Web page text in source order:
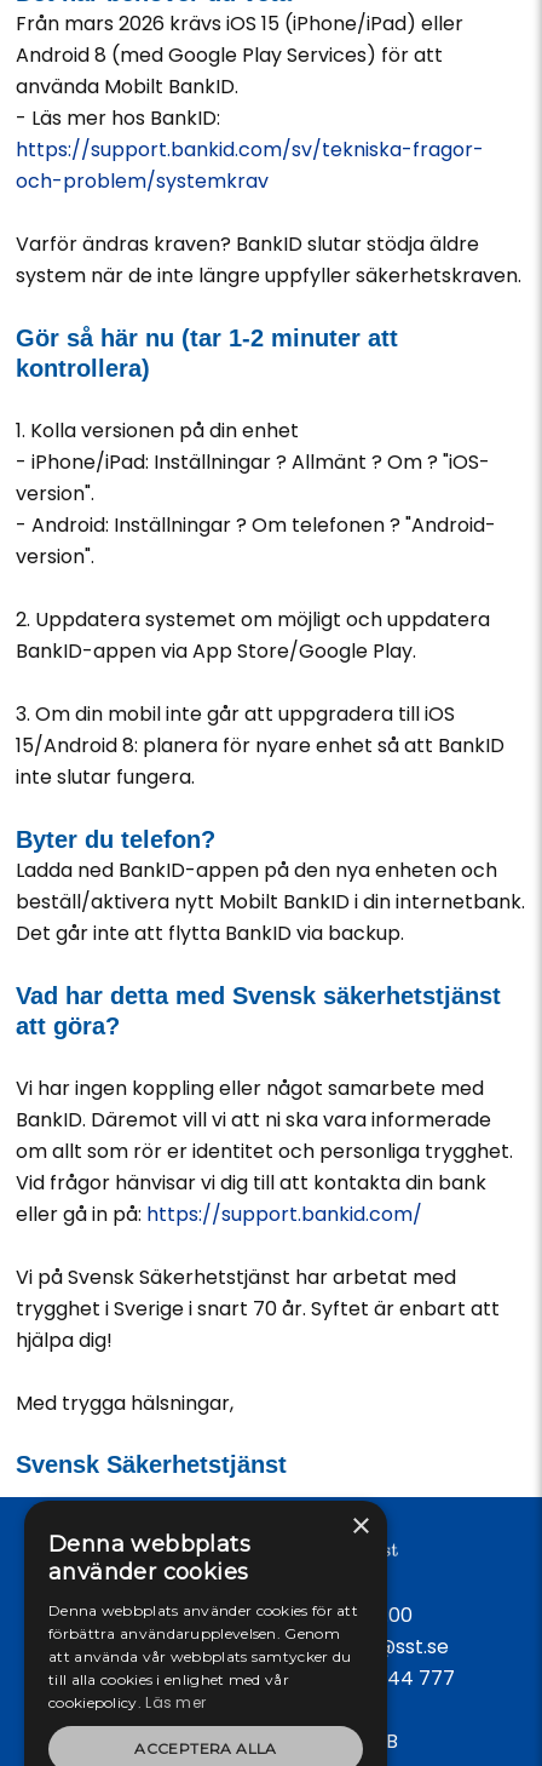
Från mars 2026 krävs iOS 15 (iPhone/iPad) eller
Android 8 (med Google Play Services) för att
använda Mobilt BankID.
- Läs mer hos BankID:
https://support.bankid.com/sv/tekniska-fragor-
och-problem/systemkrav
Varför ändras kraven? BankID slutar stödja äldre
system när de inte längre uppfyller säkerhetskraven.
Gör så här nu (tar 1-2 minuter att
kontrollera)
1. Kolla versionen på din enhet
- iPhone/iPad: Inställningar ? Allmänt ? Om ? "iOS-
version".
- Android: Inställningar ? Om telefonen ? "Android-
version".
2. Uppdatera systemet om möjligt och uppdatera
BankID-appen via App Store/Google Play.
3. Om din mobil inte går att uppgradera till iOS
15/Android 8: planera för nyare enhet så att BankID
inte slutar fungera.
Byter du telefon?
Ladda ned BankID-appen på den nya enheten och
beställ/aktivera nytt Mobilt BankID i din internetbank.
Det går inte att flytta BankID via backup.
Vad har detta med Svensk säkerhetstjänst
att göra?
Vi har ingen koppling eller något samarbete med
BankID. Däremot vill vi att ni ska vara informerade
om allt som rör er identitet och personliga trygghet.
Vid frågor hänvisar vi dig till att kontakta din bank
eller gå in på: https://support.bankid.com/
Vi på Svensk Säkerhetstjänst har arbetat med
trygghet i Sverige i snart 70 år. Syftet är enbart att
hjälpa dig!
Med trygga hälsningar,
Svensk Säkerhetstjänst
Öppet vardagar: 09:00 - 17:00
Tel:042-38 58 50, E-post: info@sst.se
Spärrtjänst dygnet runt:
0771-444 777
Svensk Säkerhetstjänst AB
×
Denna webbplats
använder cookies
Denna webbplats använder cookies för att
förbättra användarupplevelsen. Genom
att använda vår webbplats samtycker du
till alla cookies i enlighet med vår
cookiepolicy. Läs mer
ACCEPTERA ALLA